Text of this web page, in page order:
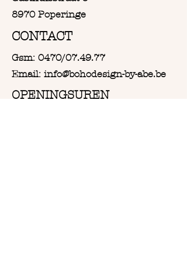
8970 Poperinge
CONTACT
Gsm: 0470/07.49.77
Email: info@bohodesign-by-abe.be
OPENINGSUREN